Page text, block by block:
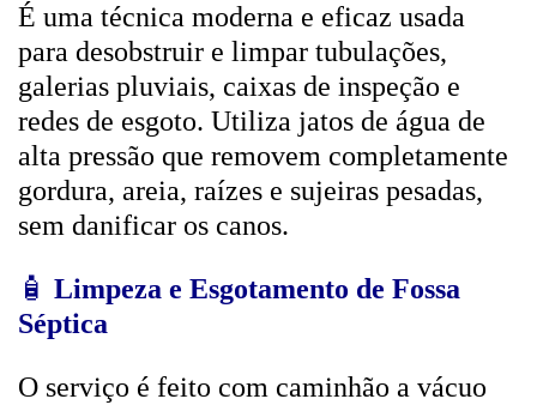
É uma técnica moderna e eficaz usada
para desobstruir e limpar tubulações,
galerias pluviais, caixas de inspeção e
redes de esgoto. Utiliza jatos de água de
alta pressão que removem completamente
gordura, areia, raízes e sujeiras pesadas,
sem danificar os canos.
🧴 Limpeza e Esgotamento de Fossa
Séptica
O serviço é feito com caminhão a vácuo